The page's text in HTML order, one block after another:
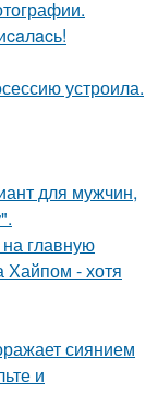
устроила.
для мужчин,
главную
Хайпом - хотя
сиянием
и